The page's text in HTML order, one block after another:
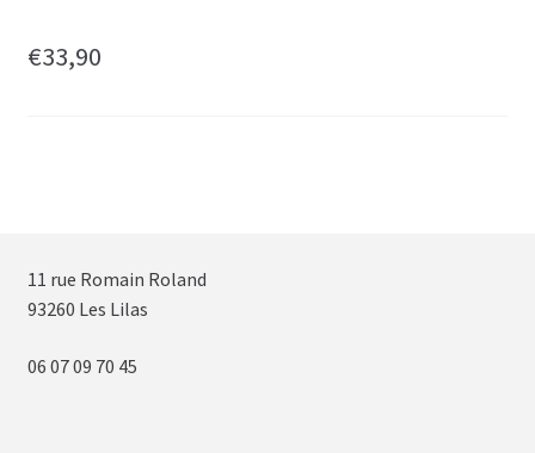
€33,90
11 rue Romain Roland
93260 Les Lilas
06 07 09 70 45